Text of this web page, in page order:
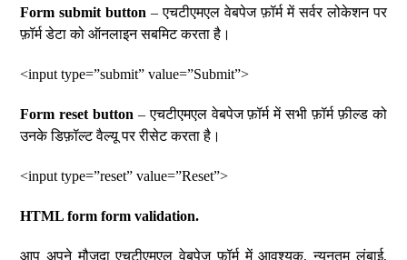
Form submit button – एचटीएमएल वेबपेज फ़ॉर्म में सर्वर लोकेशन पर
फ़ॉर्म डेटा को ऑनलाइन सबमिट करता है।
<input type=”submit” value=”Submit”>
Form reset button – एचटीएमएल वेबपेज फ़ॉर्म में सभी फ़ॉर्म फ़ील्ड को
उनके डिफ़ॉल्ट वैल्यू पर रीसेट करता है।
<input type=”reset” value=”Reset”>
HTML form form validation.
आप अपने मौजूदा एचटीएमएल वेबपेज फ़ॉर्म में आवश्यक, न्यूनतम लंबाई,